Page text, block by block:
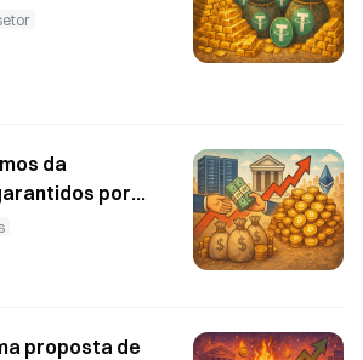
— a capacidade de distinguir entre
algo que “merece existir”. Princ
no segundo
para 146
da
por
em
307 BTC.
proposta de